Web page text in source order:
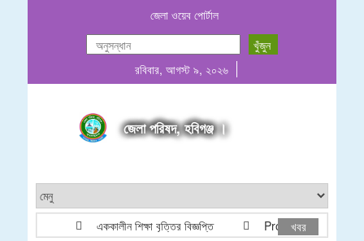
জেলা ওয়েব পোর্টাল
রবিবার, আগস্ট ৯, ২০২৬
জেলা পরিষদ, হবিগঞ্জ ।
এককালীন শিক্ষা বৃত্তির বিজ্ঞপ্তি Project list ADP &
খবর